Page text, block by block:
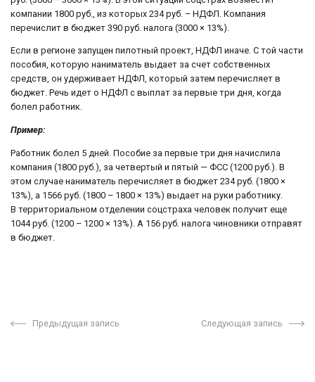
компании 1800 руб., из которых 234 руб. – НДФЛ. Компания
перечислит в бюджет 390 руб. налога (3000 × 13%).
Если в регионе запущен пилотный проект, НДФЛ иначе. С той части
пособия, которую наниматель выдает за счет собственных
средств, он удерживает НДФЛ, который затем перечисляет в
бюджет. Речь идет о НДФЛ с выплат за первые три дня, когда
болел работник.
Пример:
Работник болел 5 дней. Пособие за первые три дня начислила
компания (1800 руб.), за четвертый и пятый — ФСС (1200 руб.). В
этом случае наниматель перечисляет в бюджет 234 руб. (1800 ×
13%), а 1566 руб. (1800 – 1800 × 13%) выдает на руки работнику.
В территориальном отделении соцстраха человек получит еще
1044 руб. (1200 – 1200 × 13%). А 156 руб. налога чиновники отправят
в бюджет.
Предыдущая запись Следующая запись